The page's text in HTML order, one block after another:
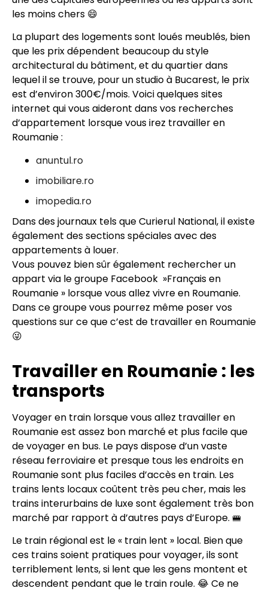
les moins chers 😄
La plupart des logements sont loués meublés, bien
que les prix dépendent beaucoup du style
architectural du bâtiment, et du quartier dans
lequel il se trouve, pour un studio à Bucarest, le prix
est d’environ 300€/mois. Voici quelques sites
internet qui vous aideront dans vos recherches
d’appartement lorsque vous irez travailler en
Roumanie :
anuntul.ro
imobiliare.ro
imopedia.ro
Dans des journaux tels que Curierul National, il existe
également des sections spéciales avec des
appartements à louer.
Vous pouvez bien sûr également rechercher un
appart via le groupe Facebook »Français en
Roumanie » lorsque vous allez vivre en Roumanie.
Dans ce groupe vous pourrez même poser vos
questions sur ce que c’est de travailler en Roumanie
😜
Travailler en Roumanie : les
transports
Voyager en train lorsque vous allez travailler en
Roumanie est assez bon marché et plus facile que
de voyager en bus. Le pays dispose d’un vaste
réseau ferroviaire et presque tous les endroits en
Roumanie sont plus faciles d’accès en train. Les
trains lents locaux coûtent très peu cher, mais les
trains interurbains de luxe sont également très bon
marché par rapport à d’autres pays d’Europe. 🚝
Le train régional est le « train lent » local. Bien que
ces trains soient pratiques pour voyager, ils sont
terriblement lents, si lent que les gens montent et
descendent pendant que le train roule. 😂 Ce ne